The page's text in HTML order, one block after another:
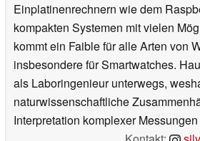
Einplatinenrechnern wie dem
kompakten Systemen mit vielen
kommt ein Faible für alle Arten von
insbesondere für Smartwatches.
als Laboringenieur unterwegs,
naturwissenschaftliche
Interpretation komplexer